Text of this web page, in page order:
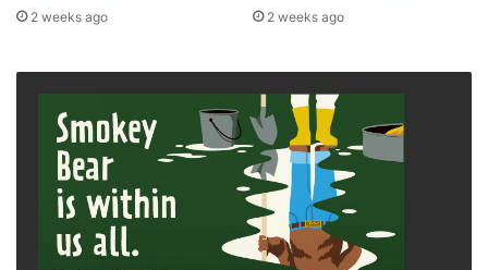
2 weeks ago 2 weeks ago